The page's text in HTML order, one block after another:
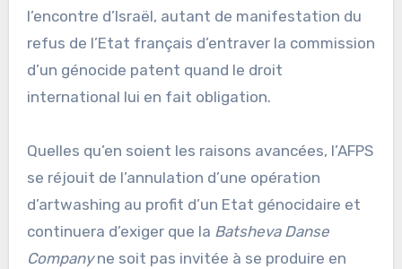
l’encontre d’Israël, autant de manifestation du
refus de l’Etat français d’entraver la commission
d’un génocide patent quand le droit
international lui en fait obligation.
Quelles qu’en soient les raisons avancées, l’AFPS
se réjouit de l’annulation d’une opération
d’artwashing au profit d’un Etat génocidaire et
continuera d’exiger que la Batsheva Danse
Companyne soit pas invitée à se produire en